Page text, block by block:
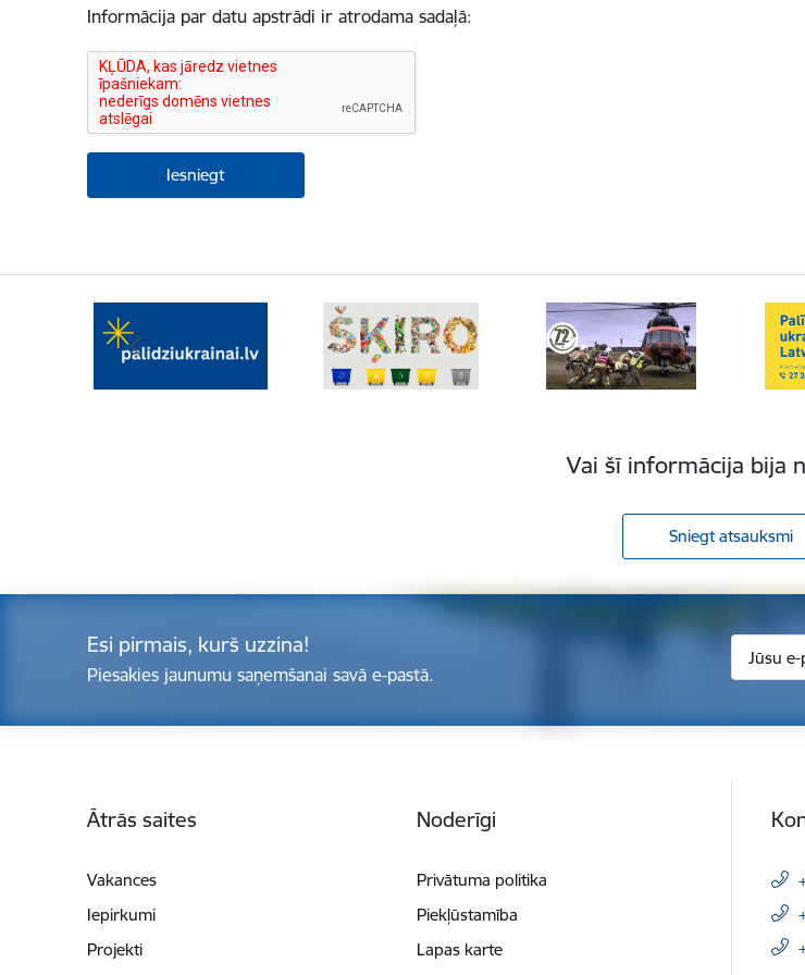
Informācija par datu apstrādi ir atrodama sadaļā:
Vai šī informācija bija
Sniegt atsauksmi
Esi pirmais, kurš uzzina!
Piesakies jaunumu saņemšanai savā e-pastā.
Ātrās saites
Vakances
Iepirkumi
Projekti
Noderīgi
Privātuma politika
Piekļūstamība
Lapas karte